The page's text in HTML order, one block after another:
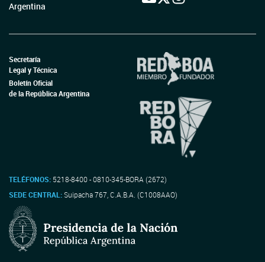
Argentina
Secretaría
Legal y Técnica
Boletín Oficial
de la República Argentina
TELÉFONOS: 5218-8400 - 0810-345-BORA (2672)
SEDE CENTRAL:Suipacha 767, C.A.B.A. (C1008AAO)